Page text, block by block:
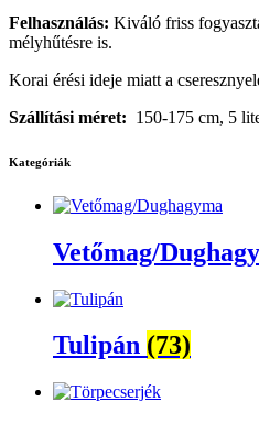
Felhasználás: Kiváló friss
mélyhűtésre is.
Korai érési ideje miatt a
Szállítási méret: 150-175 cm, 5
Kategóriák
Vetőmag/
Tulipán (73)